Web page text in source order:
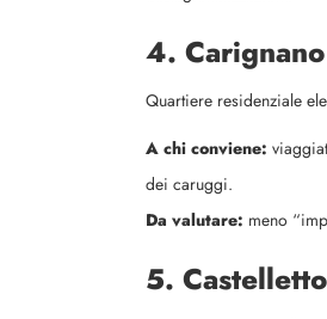
4. Carignano
Quartiere residenziale
A chi conviene:
dei caruggi.
Da valutare: meno
5. Castelletto